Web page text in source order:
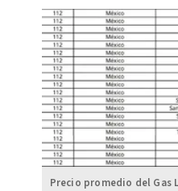
Precio promedio del Gas